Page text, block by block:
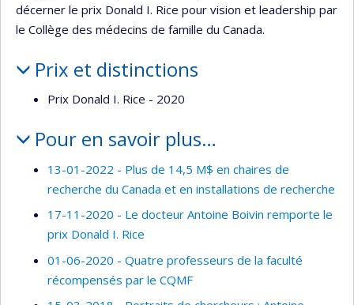
décerner le prix Donald I. Rice pour vision et leadership par
le Collège des médecins de famille du Canada.
Prix et distinctions
Prix Donald I. Rice - 2020
Pour en savoir plus…
13-01-2022 - Plus de 14,5 M$ en chaires de
recherche du Canada et en installations de recherche
17-11-2020 - Le docteur Antoine Boivin remporte le
prix Donald I. Rice
01-06-2020 - Quatre professeurs de la faculté
récompensés par le CQMF